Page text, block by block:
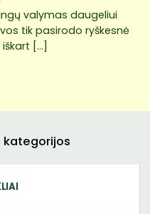
valymas daugeliui
tik pasirodo ryškesnė
[...]
kategorijos